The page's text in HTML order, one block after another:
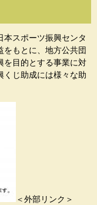
本スポーツ振興センタ
をもとに、地方公共団
を目的とする事業に対
くじ助成には様々な助
＜外部リンク＞